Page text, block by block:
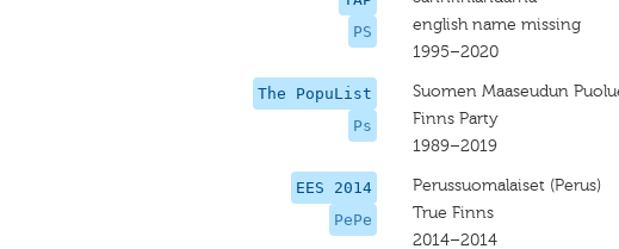
PS
english name missing
1995–2020
The PopuList
Ps
Suomen Maaseudun
Finns Party
1989–2019
EES 2014
PePe
Perussuomalaiset (Perus)
True Finns
2014–2014